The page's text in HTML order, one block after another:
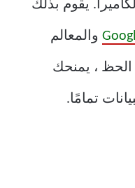
يقوم بذلك
والمعالم
، يمنحك
تمامًا.